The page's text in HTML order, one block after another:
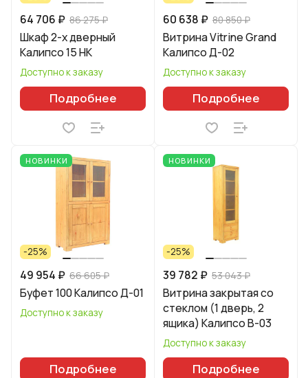
64 706 ₽ 86 275 ₽
Шкаф 2-х дверный
Калипсо 15 НК
Доступно к заказу
Подробнее
60 638 ₽ 80 850 ₽
Витрина Vitrine Grand
Калипсо Д-02
Доступно к заказу
Подробнее
НОВИНКИ
-25%
49 954 ₽ 66 605 ₽
Буфет 100 Калипсо Д-01
Доступно к заказу
Подробнее
НОВИНКИ
-25%
39 782 ₽ 53 043 ₽
Витрина закрытая со
стеклом (1 дверь, 2
ящика) Калипсо B-03
Доступно к заказу
Подробнее